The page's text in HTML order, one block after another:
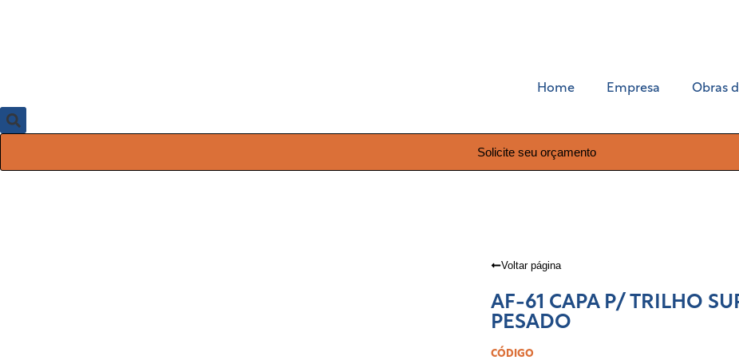
Home Empresa Obras
Solicite seu orçamento
Voltar página
AF-61 CAPA P/ TRILHO
PESADO
CÓDIGO